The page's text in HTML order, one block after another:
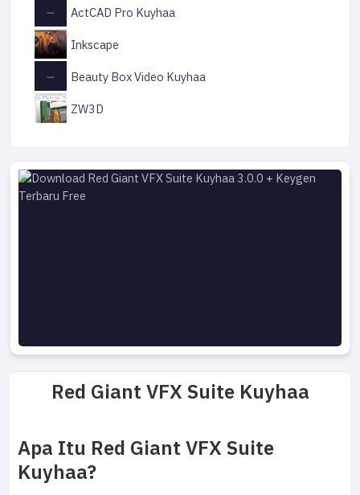
Red Giant VFX Suite Kuyhaa
Apa Itu Red Giant VFX Suite
Kuyhaa?
ActCAD Pro Kuyhaa
Inkscape
Beauty Box Video Kuyhaa
ZW3D